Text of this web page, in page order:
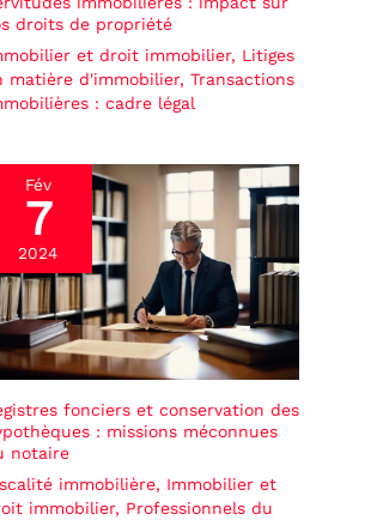
droits de propriété
et droit immobilier, Litiges
matière d'immobilier, Transactions
: cadre légal
Fév
7
2024
fonciers et conservation des
: missions méconnues
notaire
immobilière, Immobilier et
immobilier, Professionnels du